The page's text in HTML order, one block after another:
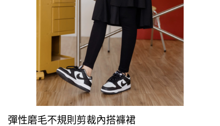
彈性磨毛不規則剪裁內搭褲裙